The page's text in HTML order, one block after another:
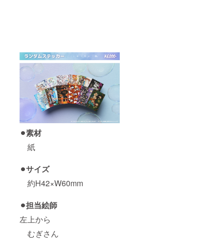
⚫︎素材
紙
⚫︎サイズ
約H42×W60mm
⚫︎担当絵師
左上から
むぎさん